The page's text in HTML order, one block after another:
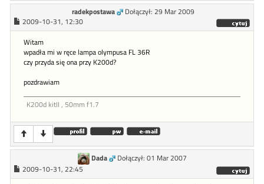
radekpostawa
Dołączył: 29 Mar 2009
2009-10-31, 12:30
Witam
wpadła mi w ręce lampa olympusa FL 36R
czy przyda się ona przy K200d?
pozdrawiam
K200d kitII , 50mm f1.7
Dada
Dołączył: 01 Mar 2007
2009-10-31, 22:45